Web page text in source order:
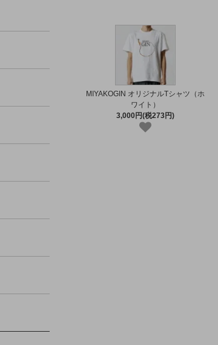
MIYAKOGIN オリジナルTシャツ（ホ
ワイト）
3,000円(税273円)